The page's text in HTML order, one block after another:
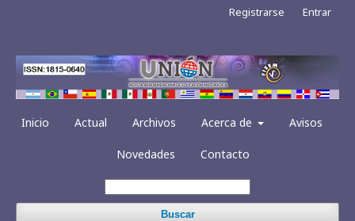
Inicio Actual Archivos Acerca de Avisos
Novedades Contacto
Buscar
Registrarse Entrar